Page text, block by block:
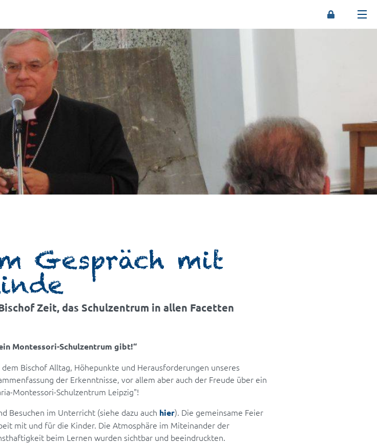
Gespräch mit
Zeit, das Schulzentrum in allen Facetten
Montessori-Schulzentrum gibt!“
Bischof Alltag, Höhepunkte und Herausforderungen unseres
der Erkenntnisse, vor allem aber auch der Freude über ein
Montessori-Schulzentrum Leipzig"!
Besuchen im Unterricht (siehe dazu auch hier). Die gemeinsame Feier
mit und für die Kinder. Die Atmosphäre im Miteinander der
beim Lernen wurden sichtbar und beeindruckten.